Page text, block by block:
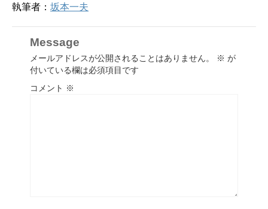
執筆者： 坂本一夫
Message
メールアドレスが公開されることはありません。 ※ が
付いている欄は必須項目です
コメント ※